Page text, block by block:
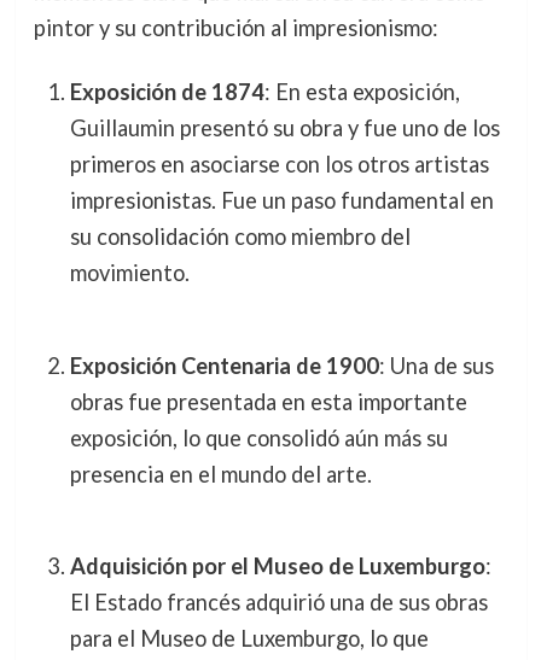
pintor y su contribución al impresionismo:
Exposición de 1874: En esta exposición,
Guillaumin presentó su obra y fue uno de los
primeros en asociarse con los otros artistas
impresionistas. Fue un paso fundamental en
su consolidación como miembro del
movimiento.
Exposición Centenaria de 1900: Una de sus
obras fue presentada en esta importante
exposición, lo que consolidó aún más su
presencia en el mundo del arte.
Adquisición por el Museo de Luxemburgo:
El Estado francés adquirió una de sus obras
para el Museo de Luxemburgo, lo que